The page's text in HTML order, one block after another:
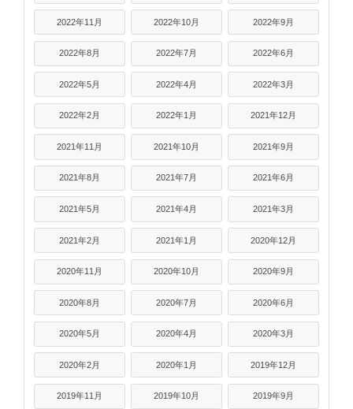
2022年11月 2022年10月 2022年9月
2022年8月 2022年7月 2022年6月
2022年5月 2022年4月 2022年3月
2022年2月 2022年1月 2021年12月
2021年11月 2021年10月 2021年9月
2021年8月 2021年7月 2021年6月
2021年5月 2021年4月 2021年3月
2021年2月 2021年1月 2020年12月
2020年11月 2020年10月 2020年9月
2020年8月 2020年7月 2020年6月
2020年5月 2020年4月 2020年3月
2020年2月 2020年1月 2019年12月
2019年11月 2019年10月 2019年9月